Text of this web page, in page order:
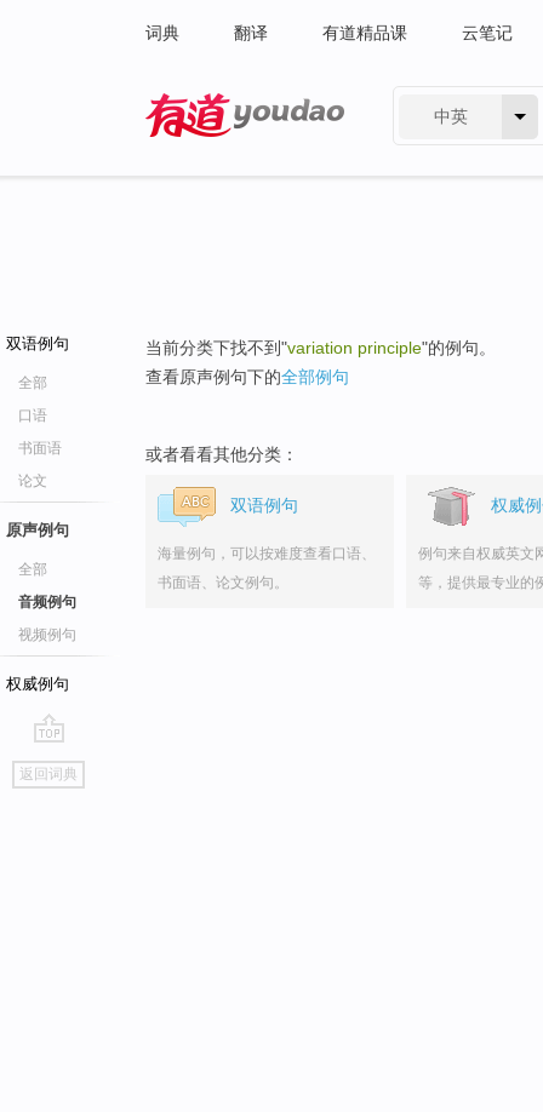
词典 翻译 有道精品课 云笔记
中英
双语例句
全部
口语
书面语
论文
原声例句
全部
音频例句
视频例句
权威例句
go
top
返回词典
当前分类下找不到"variation principle"的例句。
查看原声例句下的全部例句
或者看看其他分类：
双语例句
海量例句，可以按难度查看口语、
书面语、论文例句。
权威
例句来自权威英文
等，提供最专业的